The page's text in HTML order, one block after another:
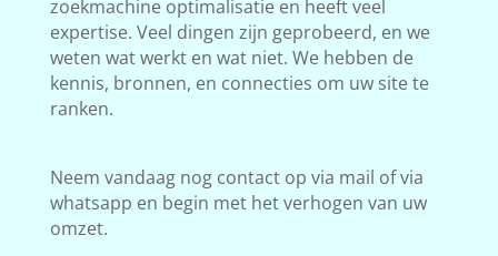
zoekmachine optimalisatie en heeft veel
expertise. Veel dingen zijn geprobeerd, en we
weten wat werkt en wat niet. We hebben de
kennis, bronnen, en connecties om uw site te
ranken.
Neem vandaag nog contact op via mail of via
whatsapp en begin met het verhogen van uw
omzet.